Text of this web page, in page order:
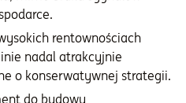
rentownościach
nadal atrakcyjnie
o konserwatywnej strategii.
do budowy